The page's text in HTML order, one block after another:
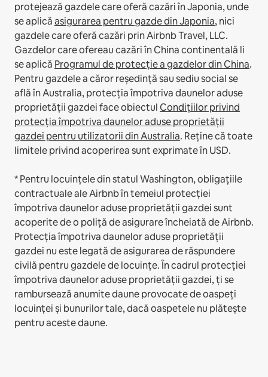
protejează gazdele care oferă cazări în Japonia, unde
se aplicăasigurarea pentru gazde din Japonia, nici
gazdele care oferă cazări prin Airbnb Travel, LLC.
Gazdelor care ofereau cazări în China continentală li
se aplică Programul de protecție a gazdelor din China.
Pentru gazdele a căror reședință sau sediu social se
află în Australia, protecția împotriva daunelor aduse
proprietății gazdei face obiectulCondițiilor privind
protecția împotriva daunelor aduse proprietății
gazdei pentru utilizatorii din Australia. Reține că toate
limitele privind acoperirea sunt exprimate în USD.
* Pentru locuințele din statul Washington, obligațiile
contractuale ale Airbnb în temeiul protecției
împotriva daunelor aduse proprietății gazdei sunt
acoperite de o poliță de asigurare încheiată de Airbnb.
Protecția împotriva daunelor aduse proprietății
gazdei nu este legată de asigurarea de răspundere
civilă pentru gazdele de locuințe. În cadrul protecției
împotriva daunelor aduse proprietății gazdei, ți se
rambursează anumite daune provocate de oaspeți
locuinței și bunurilor tale, dacă oaspetele nu plătește
pentru aceste daune.